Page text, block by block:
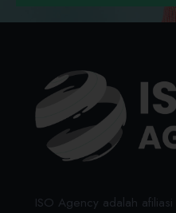
ISO Agency adalah